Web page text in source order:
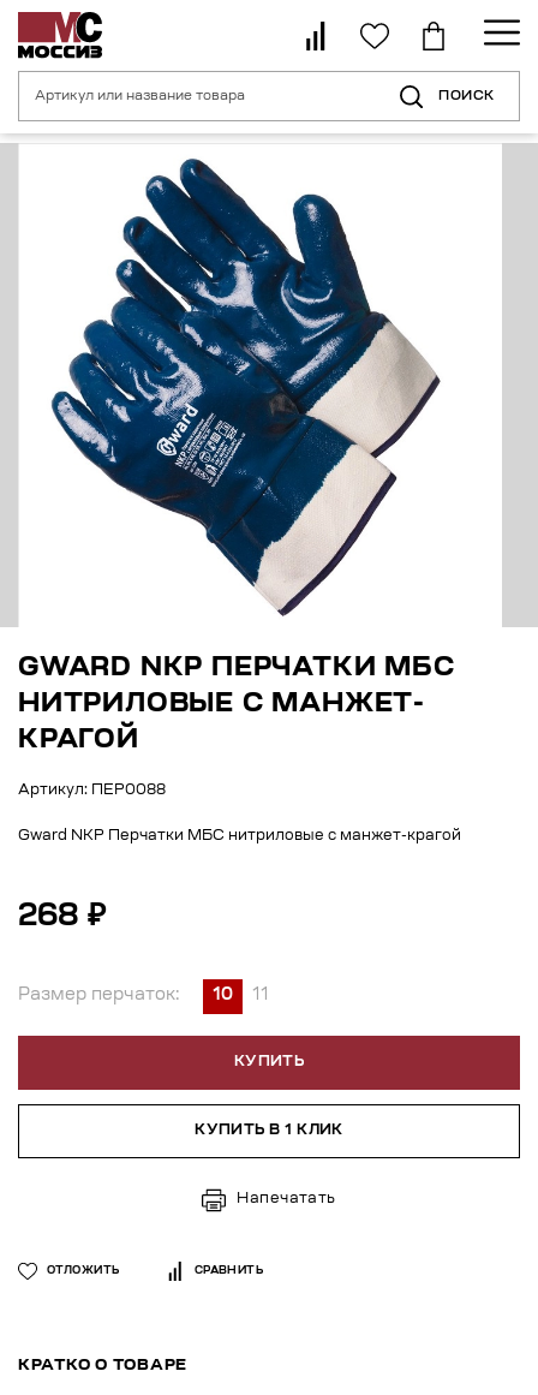
ПОИСК
Главная страница Средства индивидуальной защиты рук
GWARD NKP ПЕРЧАТКИ МБС
НИТРИЛОВЫЕ С МАНЖЕТ-
КРАГОЙ
Артикул: ПЕР0088
Gward NKP Перчатки МБС нитриловые с манжет-крагой
268 ₽
Размер перчаток: 10 11
КУПИТЬ
КУПИТЬ В 1 КЛИК
Напечатать
ОТЛОЖИТЬ СРАВНИТЬ
КРАТКО О ТОВАРЕ